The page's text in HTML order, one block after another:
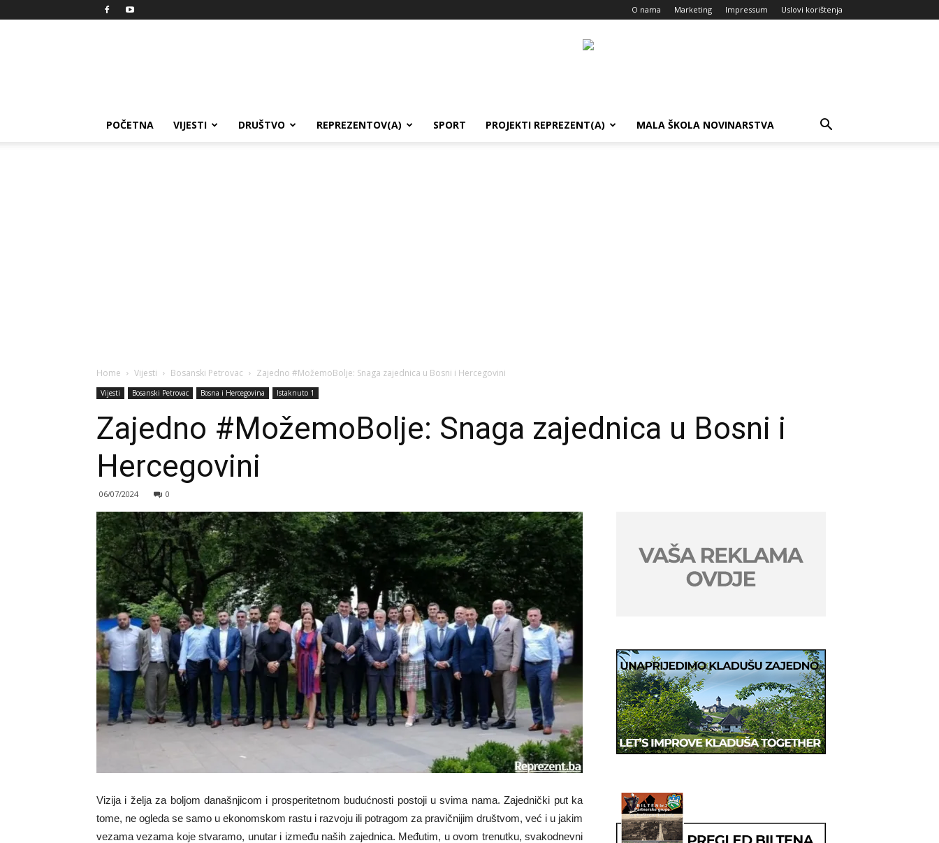
O nama Marketing Impressum Uslovi korištenja
POČETNA VIJESTI DRUŠTVO REPREZENTOV(A) SPORT PROJEKTI REPREZENT(A) MALA ŠKOLA NOVINARSTVA
Home Vijesti Bosanski Petrovac Zajedno #MožemoBolje: Snaga zajednica u Bosni i Hercegovini
Vijesti Bosanski Petrovac Bosna i Hercegovina Istaknuto 1
Zajedno #MožemoBolje: Snaga zajednica u Bosni i
Hercegovini
06/07/2024 0
Vizija i želja za boljom današnjicom i prosperitetnom budućnosti postoji u svima nama. Zajednički put ka
tome, ne ogleda se samo u ekonomskom rastu i razvoju ili potragom za pravičnijim društvom, već i u jakim
vezama vezama koje stvaramo, unutar i između naših zajednica. Međutim, u ovom trenutku, svakodnevni